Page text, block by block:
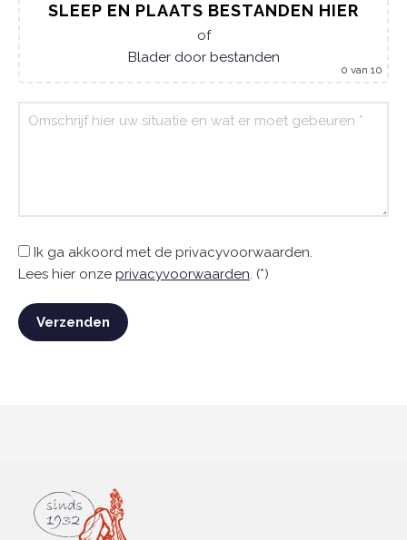
SLEEP EN PLAATS BESTANDEN HIER
of
Blader door bestanden
0 van 10
Ik ga akkoord met de privacyvoorwaarden.
Lees hier onze privacyvoorwaarden. (*)